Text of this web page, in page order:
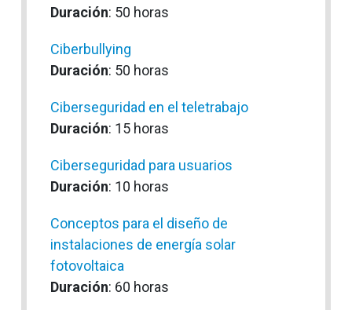
Duración: 50 horas
Ciberbullying
Duración: 50 horas
Ciberseguridad en el teletrabajo
Duración: 15 horas
Ciberseguridad para usuarios
Duración: 10 horas
Conceptos para el diseño de
instalaciones de energía solar
fotovoltaica
Duración: 60 horas